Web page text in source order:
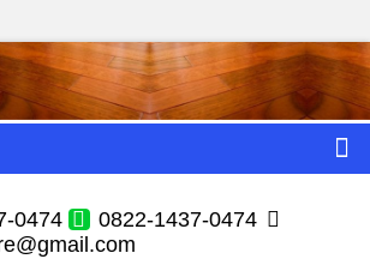
0474
0822-1437-0474